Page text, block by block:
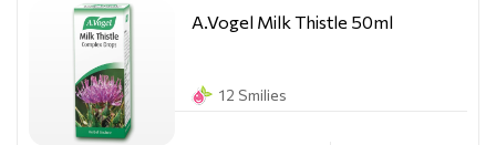
A.Vogel Milk Thistle 50ml
12 Smilies